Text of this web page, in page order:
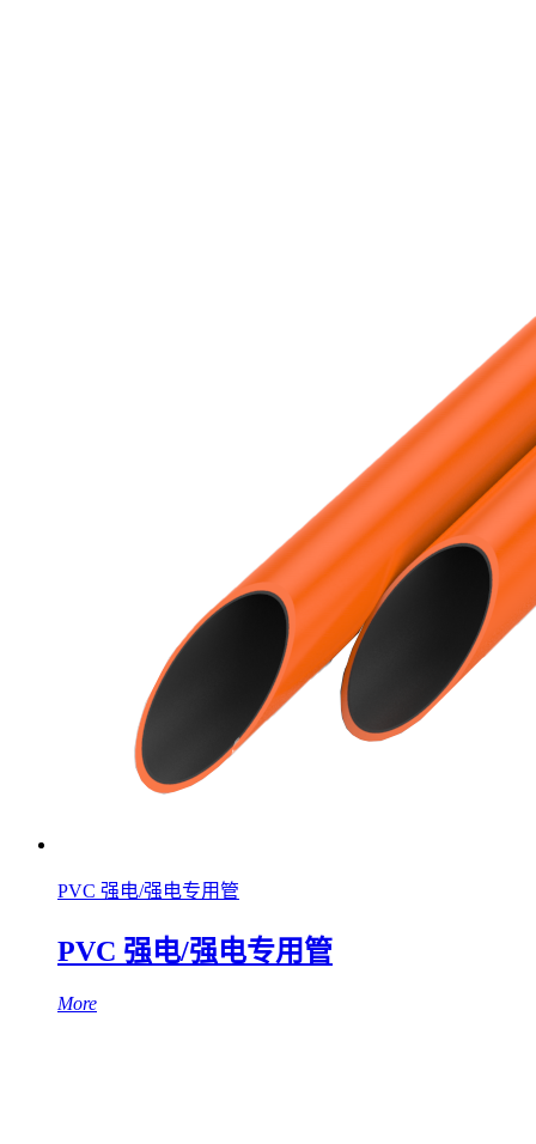
PVC 强电/强电专用管
PVC 强电/强电专用管
More